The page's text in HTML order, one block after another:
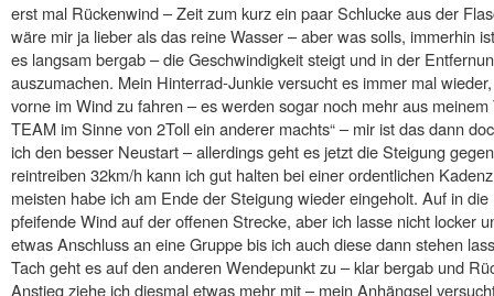
erst mal Rückenwind – Zeit zum kurz ein paar Schlucke aus der
wäre mir ja lieber als das reine Wasser – aber was solls, immerhin
es langsam bergab – die Geschwindigkeit steigt und in der
auszumachen. Mein Hinterrad-Junkie versucht es immer mal
vorne im Wind zu fahren – es werden sogar noch mehr aus
TEAM im Sinne von 2Toll ein anderer machts“ – mir ist das dann
ich den besser Neustart – allerdings geht es jetzt die Steigung
reintreiben 32km/h kann ich gut halten bei einer ordentlichen
meisten habe ich am Ende der Steigung wieder eingeholt. Auf in
pfeifende Wind auf der offenen Strecke, aber ich lasse nicht locker
etwas Anschluss an eine Gruppe bis ich auch diese dann stehen
Tach geht es auf den anderen Wendepunkt zu – klar bergab und
Anstieg ziehe ich diesmal etwas mehr mit – mein Anhängsel